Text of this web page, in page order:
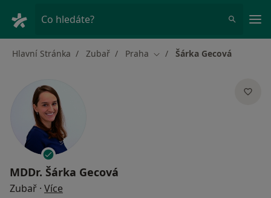
Co hledáte?
Hlavní Stránka Zubař Praha Změna města
Šárka Gecová
MDDr. Šárka Gecová
Zubař · Více